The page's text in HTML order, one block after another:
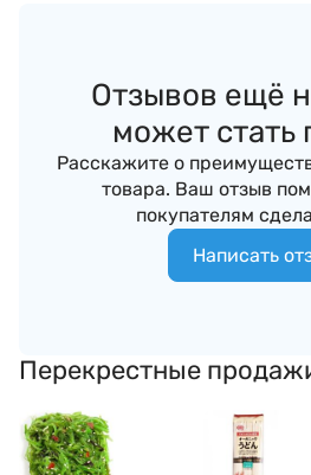
Отзывов ещё
может стать
Расскажите о
товара. Ваш отзыв
покупателям
Написать
Перекрестные